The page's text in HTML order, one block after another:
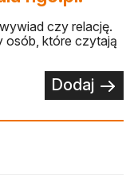
czy relację.
osób, które czytają
Dodaj